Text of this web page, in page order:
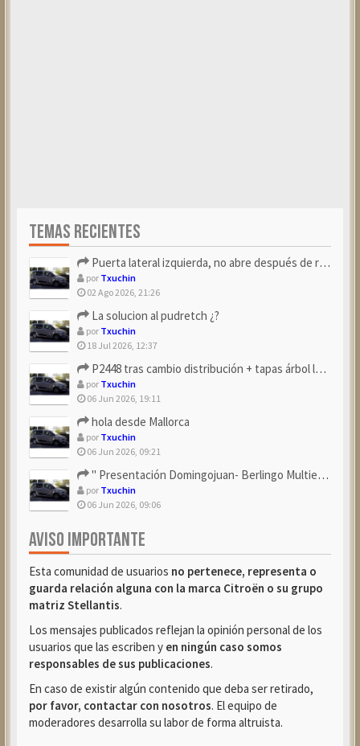
TEMAS RECIENTES
Puerta lateral izquierda, no abre después de repostar.
por Txuchin
02 Ago 2026, 21:26
La solucion al pudretch ¿?
por Txuchin
18 Jul 2026, 12:37
P2448 tras cambio distribución + tapas árbol levas
por Txuchin
06 Jun 2026, 19:11
hola desde Mallorca
por Txuchin
06 Jun 2026, 09:21
" Presentación Domingojuan- Berlingo Multiespace Blue ...
por Txuchin
06 Jun 2026, 09:06
AVISO IMPORTANTE
Esta comunidad de usuarios no pertenece, representa o
guarda relación alguna con la marca Citroën o su grupo
matriz Stellantis.
Los mensajes publicados reflejan la opinión personal de los
usuarios que las escriben y en ningún caso somos
responsables de sus publicaciones.
En caso de existir algún contenido que deba ser retirado,
por favor, contactar con nosotros. El equipo de
moderadores desarrolla su labor de forma altruista.